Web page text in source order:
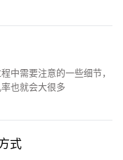
中需要注意的一些细节，
也就会大很多
式